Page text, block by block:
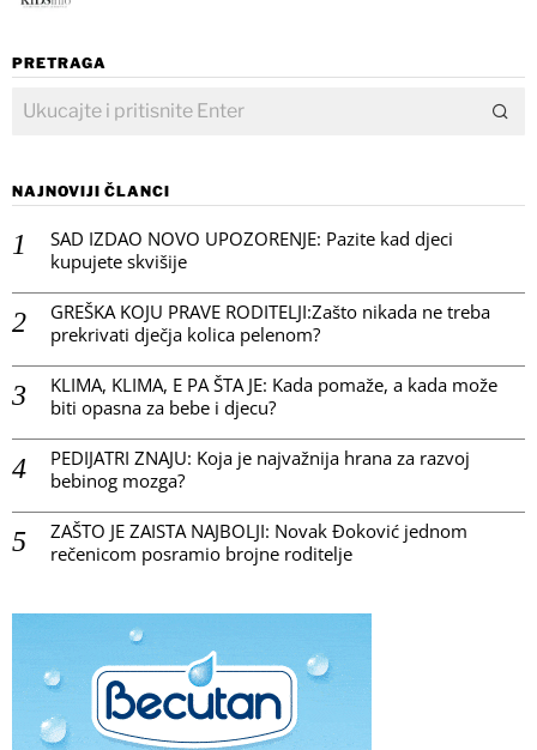
PRETRAGA
NAJNOVIJI ČLANCI
SAD IZDAO NOVO UPOZORENJE: Pazite kad djeci
kupujete skvišije
GREŠKA KOJU PRAVE RODITELJI:Zašto nikada ne treba
prekrivati dječja kolica pelenom?
KLIMA, KLIMA, E PA ŠTA JE: Kada pomaže, a kada može
biti opasna za bebe i djecu?
PEDIJATRI ZNAJU: Koja je najvažnija hrana za razvoj
bebinog mozga?
ZAŠTO JE ZAISTA NAJBOLJI: Novak Đoković jednom
rečenicom posramio brojne roditelje